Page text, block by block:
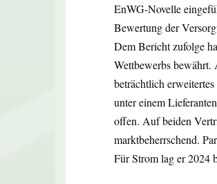
EnWG-Novelle
Bewertung der
Dem Bericht zufolge
Wettbewerbs bewährt.
beträchtlich
unter einem
offen. Auf beiden
marktbeherrschend.
Für Strom lag er 2024